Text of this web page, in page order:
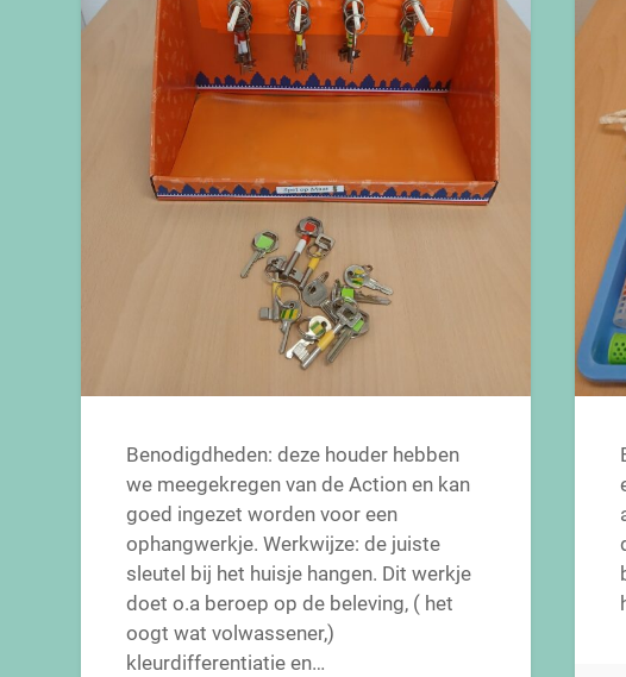
Benodigdheden: deze houder hebben
we meegekregen van de Action en kan
goed ingezet worden voor een
ophangwerkje. Werkwijze: de juiste
sleutel bij het huisje hangen. Dit werkje
doet o.a beroep op de beleving, ( het
oogt wat volwassener,)
kleurdifferentiatie en…